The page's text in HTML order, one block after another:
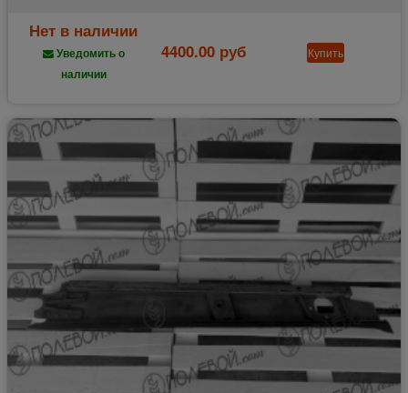
Нет в наличии
Уведомить о
наличии
4400.00 руб Купить